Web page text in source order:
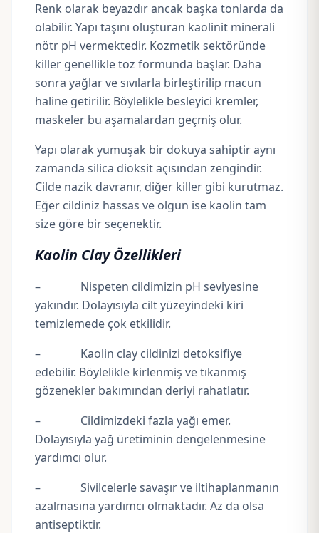
Renk olarak beyazdır ancak başka tonlarda da
olabilir. Yapı taşını oluşturan kaolinit minerali
nötr pH vermektedir. Kozmetik sektöründe
killer genellikle toz formunda başlar. Daha
sonra yağlar ve sıvılarla birleştirilip macun
haline getirilir. Böylelikle besleyici kremler,
maskeler bu aşamalardan geçmiş olur.
Yapı olarak yumuşak bir dokuya sahiptir aynı
zamanda silica dioksit açısından zengindir.
Cilde nazik davranır, diğer killer gibi kurutmaz.
Eğer cildiniz hassas ve olgun ise kaolin tam
size göre bir seçenektir.
Kaolin Clay Özellikleri
– Nispeten cildimizin pH seviyesine
yakındır. Dolayısıyla cilt yüzeyindeki kiri
temizlemede çok etkilidir.
– Kaolin clay cildinizi detoksifiye
edebilir. Böylelikle kirlenmiş ve tıkanmış
gözenekler bakımından deriyi rahatlatır.
– Cildimizdeki fazla yağı emer.
Dolayısıyla yağ üretiminin dengelenmesine
yardımcı olur.
– Sivilcelerle savaşır ve iltihaplanmanın
azalmasına yardımcı olmaktadır. Az da olsa
antiseptiktir.